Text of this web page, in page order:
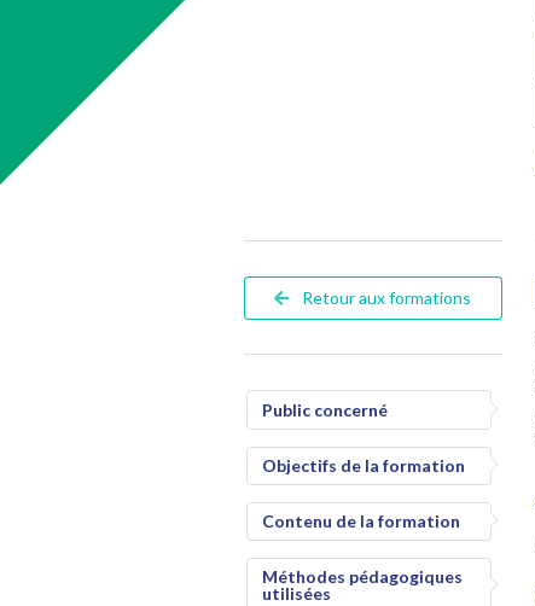
Retour aux formations
Public concerné
Objectifs de la formation
Contenu de la formation
Méthodes pédagogiques
utilisées